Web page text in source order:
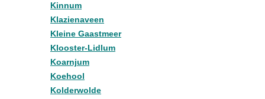
Kinnum
Klazienaveen
Kleine Gaastmeer
Klooster-Lidlum
Koarnjum
Koehool
Kolderwolde